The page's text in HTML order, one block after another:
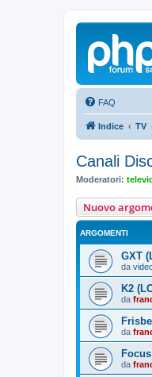
FAQ
Indice TV
Canali
Moderatori:
Nuovo
ARGOMENTI
GXT
da
K2
da
da
da